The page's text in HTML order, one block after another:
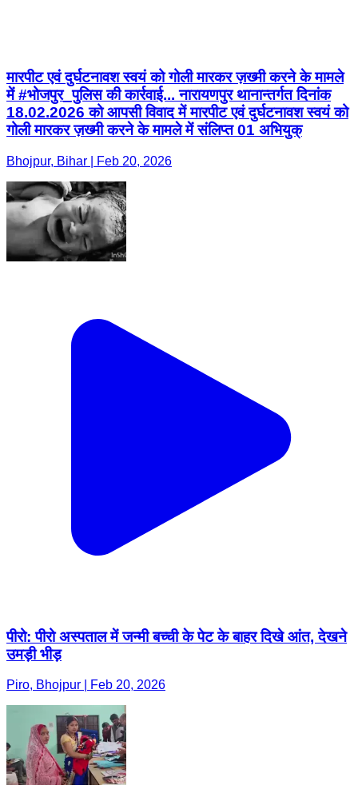
मारपीट एवं दुर्घटनावश स्वयं को गोली मारकर ज़ख्मी करने के मामले
में #भोजपुर_पुलिस की कार्रवाई... नारायणपुर थानान्तर्गत दिनांक
18.02.2026 को आपसी विवाद में मारपीट एवं दुर्घटनावश स्वयं को
गोली मारकर ज़ख्मी करने के मामले में संलिप्त 01 अभियुक्
Bhojpur, Bihar | Feb 20, 2026
पीरो: पीरो अस्पताल में जन्मी बच्ची के पेट के बाहर दिखे आंत, देखने
उमड़ी भीड़
Piro, Bhojpur | Feb 20, 2026